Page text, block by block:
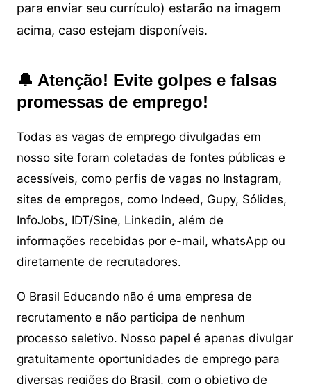
para enviar seu currículo) estarão na imagem
acima, caso estejam disponíveis.
🔔 Atenção! Evite golpes e falsas
promessas de emprego!
Todas as vagas de emprego divulgadas em
nosso site foram coletadas de fontes públicas e
acessíveis, como perfis de vagas no Instagram,
sites de empregos, como Indeed, Gupy, Sólides,
InfoJobs, IDT/Sine, Linkedin, além de
informações recebidas por e-mail, whatsApp ou
diretamente de recrutadores.
O Brasil Educando não é uma empresa de
recrutamento e não participa de nenhum
processo seletivo. Nosso papel é apenas divulgar
gratuitamente oportunidades de emprego para
diversas regiões do Brasil, com o objetivo de